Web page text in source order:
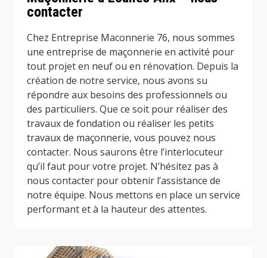
contacter
Chez Entreprise Maconnerie 76, nous sommes
une entreprise de maçonnerie en activité pour
tout projet en neuf ou en rénovation. Depuis la
création de notre service, nous avons su
répondre aux besoins des professionnels ou
des particuliers. Que ce soit pour réaliser des
travaux de fondation ou réaliser les petits
travaux de maçonnerie, vous pouvez nous
contacter. Nous saurons être l’interlocuteur
qu’il faut pour votre projet. N’hésitez pas à
nous contacter pour obtenir l’assistance de
notre équipe. Nous mettons en place un service
performant et à la hauteur des attentes.